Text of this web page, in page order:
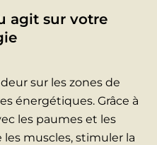
agit sur votre
sur les zones de
énergétiques. Grâce à
les paumes et les
muscles, stimuler la